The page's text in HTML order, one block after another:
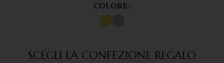
COLORE
SCEGLI LA CONFEZIONE REGALO